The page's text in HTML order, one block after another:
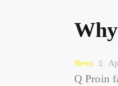
News
Q Proin